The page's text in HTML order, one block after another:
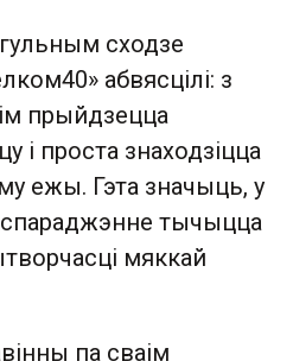
сходзе
абвясцілі: з
прыйдзецца
і проста знаходзіцца
ежы. Гэта значыць, у
тычыцца
мяккай
па сваім